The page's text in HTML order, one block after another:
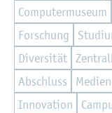
Com­pu­ter­mu­se­um
For­schung
Di­ver­si­tät
Ab­schluss
In­no­va­ti­on